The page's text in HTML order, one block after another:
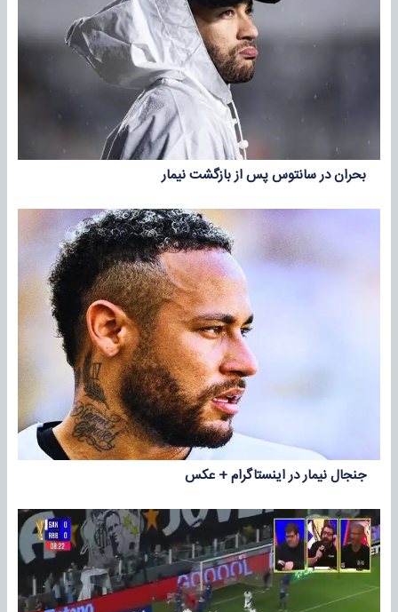
بحران در سانتوس پس از بازگشت نیمار
جنجال نیمار در اینستاگرام + عکس